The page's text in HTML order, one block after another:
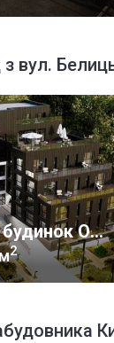
вул.
Прибутковий будинок O47
2